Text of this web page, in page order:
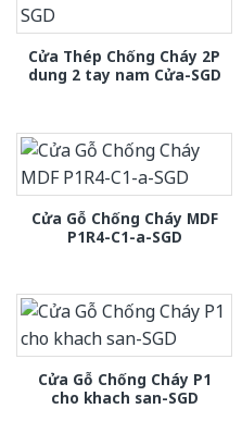
Cửa Thép Chống Cháy 2P
dung 2 tay nam Cửa-SGD
Cửa Gỗ Chống Cháy MDF
P1R4-C1-a-SGD
Cửa Gỗ Chống Cháy P1
cho khach san-SGD